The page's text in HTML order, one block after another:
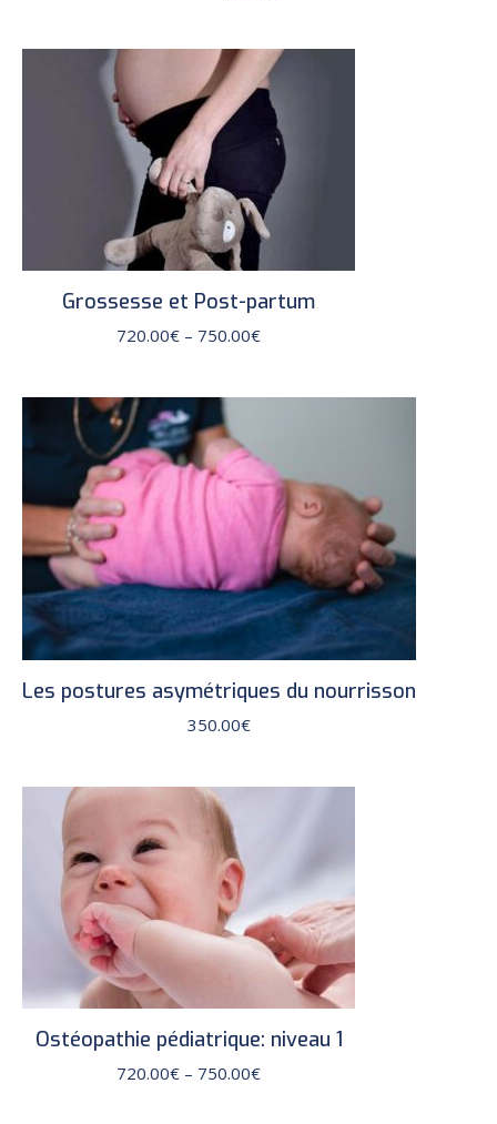
Grossesse et Post-partum
720.00€ – 750.00€Price
Les postures asymétriques du nourrisson
350.00€
Ostéopathie pédiatrique: niveau 1
720.00€ – 750.00€Price